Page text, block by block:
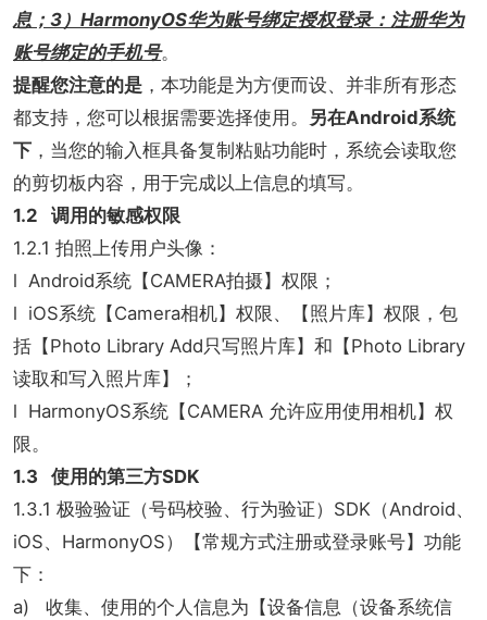
息；3）HarmonyOS华为账号绑定授权登录：注册华为
账号绑定的手机号。
提醒您注意的是 ，本功能是为方便而设、并非所有形态
都支持，您可以根据需要选择使用。 另在Android系统
下 ，当您的输入框具备复制粘贴功能时，系统会读取您
的剪切板内容，用于完成以上信息的填写。
1.2 调用的敏感权限
1.2.1 拍照上传用户头像：
l Android系统【CAMERA拍摄】权限；
l iOS系统【Camera相机】权限、【照片库】权限，包
括【Photo Library Add只写照片库】和【Photo Library
读取和写入照片库】；
l HarmonyOS系统【CAMERA 允许应用使用相机】权
限。
1.3 使用的第三方SDK
1.3.1 极验验证（号码校验、行为验证）SDK（Android、
iOS、HarmonyOS）【常规方式注册或登录账号】功能
下：
a) 收集、使用的个人信息为【设备信息（设备系统信